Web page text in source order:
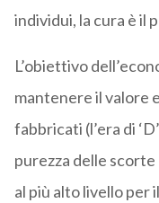
individui, la cura è il
L’obiettivo
mantenere il valore
fabbricati (l’era di
purezza delle
al più alto livello per